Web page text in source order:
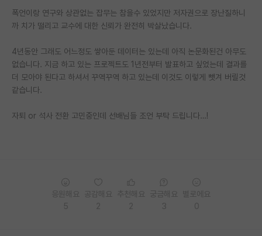
폭언이랑 연구와 상관없는 잡무는 참을수 있었지만 저자권으로 장난질하니
까 치가 떨리고 교수에 대한 신뢰가 완전히 박살났습니다.
4년동안 그래도 어느정도 쌓아둔 데이터는 있는데 아직 논문화된건 아무도
없습니다. 지금 하고 있는 프로젝트도 1년전부터 발표하고 싶었는데 결과를
더 모아야 된다고 하셔서 꾸역꾸역 하고 있는데 이것도 이렇게 뺏겨 버릴것
같습니다.
자퇴 or 석사 전환 고민중인데 선배님들 조언 부탁 드립니다…!